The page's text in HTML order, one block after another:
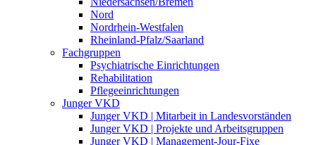
Nord
Nordrhein-Westfalen
Rheinland-Pfalz/Saarland
Fachgruppen
Psychiatrische Einrichtungen
Rehabilitation
Pflegeeinrichtungen
Junger VKD
Junger VKD | Mitarbeit in Landesvorständen
Junger VKD | Projekte und Arbeitsgruppen
Junger VKD | Management-Jour-Fixe